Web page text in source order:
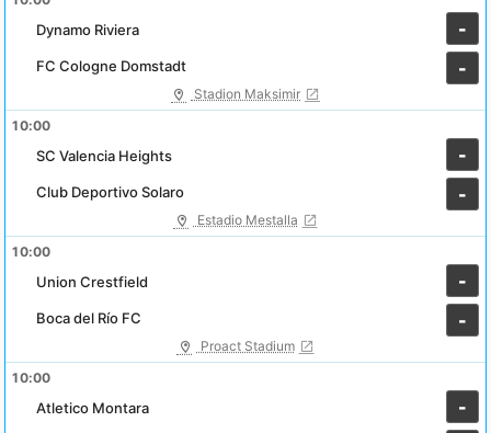
Dynamo Riviera
-
-
FC Cologne Domstadt
Stadion Maksimir
10:00
SC Valencia Heights
-
-
Club Deportivo Solaro
Estadio Mestalla
10:00
Union Crestfield
-
-
Boca del Río FC
Proact Stadium
10:00
Atletico Montara -